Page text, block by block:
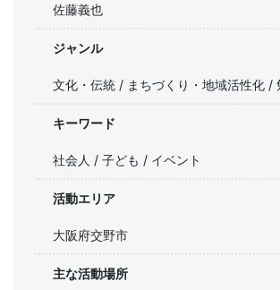
佐藤義也
ジャンル
文化・伝統 / まちづくり・地域活性化 /
キーワード
社会人 / 子ども / イベント
活動エリア
大阪府交野市
主な活動場所